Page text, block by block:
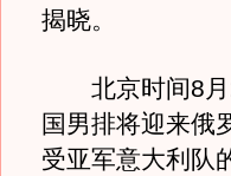
揭晓。
北京时间8月
国男排将迎来俄
受亚军意大利队